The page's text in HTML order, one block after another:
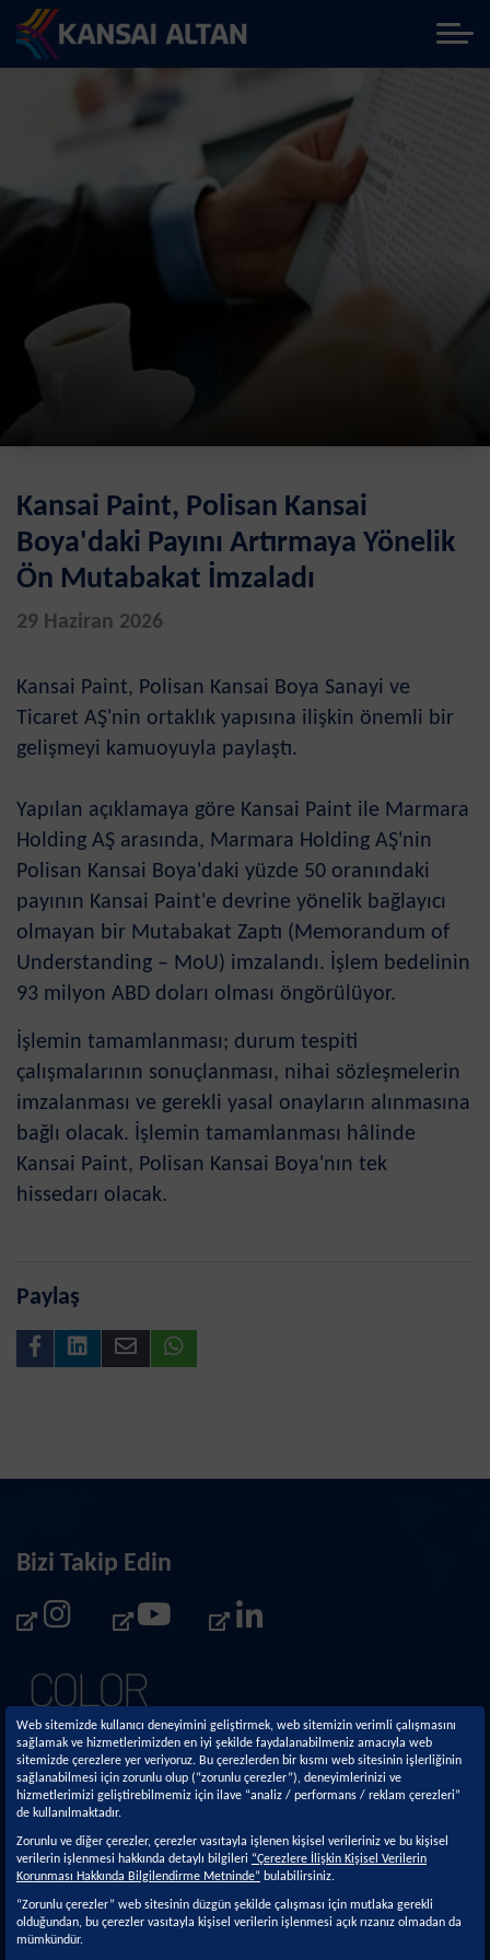
Kansai Paint, Polisan Kansai
Boya'daki Payını Artırmaya Yönelik
Ön Mutabakat İmzaladı
29 Haziran 2026
Kansai Paint, Polisan Kansai Boya Sanayi ve
Ticaret AŞ'nin ortaklık yapısına ilişkin önemli bir
gelişmeyi kamuoyuyla paylaştı.
Yapılan açıklamaya göre Kansai Paint ile Marmara
Holding AŞ arasında, Marmara Holding AŞ'nin
Polisan Kansai Boya'daki yüzde 50 oranındaki
payının Kansai Paint'e devrine yönelik bağlayıcı
olmayan bir Mutabakat Zaptı (Memorandum of
Understanding – MoU) imzalandı. İşlem bedelinin
93 milyon ABD doları olması öngörülüyor.
İşlemin tamamlanması; durum tespiti
çalışmalarının sonuçlanması, nihai sözleşmelerin
imzalanması ve gerekli yasal onayların alınmasına
bağlı olacak. İşlemin tamamlanması hâlinde
Kansai Paint, Polisan Kansai Boya'nın tek
hissedarı olacak.
Paylaş
Bizi Takip Edin
Kurumsal
Hakkımızda
Faaliyetlerimiz
Ar-Ge & İnovasyon
Sürdürülebilirlik
Yaklaşımımız
Politikalar ve İlkeler
Web sitemizde kullanıcı deneyimini geliştirmek, web sitemizin verimli çalışmasını
sağlamak ve hizmetlerimizden en iyi şekilde faydalanabilmeniz amacıyla web
sitemizde çerezlere yer veriyoruz. Bu çerezlerden bir kısmı web sitesinin işlerliğinin
sağlanabilmesi için zorunlu olup (“zorunlu çerezler”), deneyimlerinizi ve
hizmetlerimizi geliştirebilmemiz için ilave “analiz / performans / reklam çerezleri”
de kullanılmaktadır.
Zorunlu ve diğer çerezler, çerezler vasıtayla işlenen kişisel verileriniz ve bu kişisel
verilerin işlenmesi hakkında detaylı bilgileri “Çerezlere İlişkin Kişisel Verilerin
Korunması Hakkında Bilgilendirme Metninde” bulabilirsiniz.
“Zorunlu çerezler” web sitesinin düzgün şekilde çalışması için mutlaka gerekli
olduğundan, bu çerezler vasıtayla kişisel verilerin işlenmesi açık rızanız olmadan da
mümkündür.